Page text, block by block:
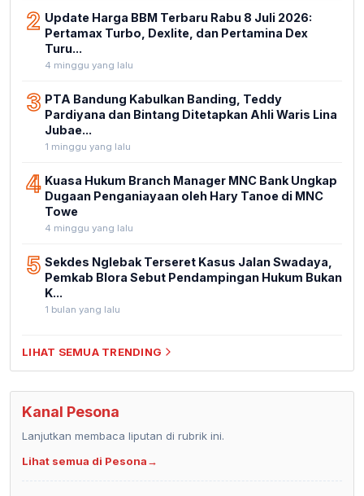
2 Update Harga BBM Terbaru Rabu 8 Juli 2026:
Pertamax Turbo, Dexlite, dan Pertamina Dex
Turu...
4 minggu yang lalu
3 PTA Bandung Kabulkan Banding, Teddy
Pardiyana dan Bintang Ditetapkan Ahli Waris Lina
Jubae...
1 minggu yang lalu
4 Kuasa Hukum Branch Manager MNC Bank Ungkap
Dugaan Penganiayaan oleh Hary Tanoe di MNC
Towe
4 minggu yang lalu
5 Sekdes Nglebak Terseret Kasus Jalan Swadaya,
Pemkab Blora Sebut Pendampingan Hukum Bukan
K...
1 bulan yang lalu
LIHAT SEMUA TRENDING
Kanal Pesona
Lanjutkan membaca liputan di rubrik ini.
Lihat semua di Pesona→